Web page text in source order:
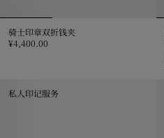
骑士印章双折钱夹
¥4,400.00
私人印记服务